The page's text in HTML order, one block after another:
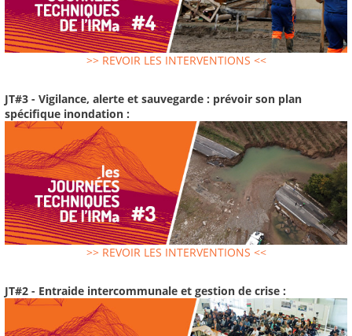
>> REVOIR LES INTERVENTIONS <<
JT#3 - Vigilance, alerte et sauvegarde : prévoir son plan
spécifique inondation :
>> REVOIR LES INTERVENTIONS <<
JT#2 - Entraide intercommunale et gestion de crise :